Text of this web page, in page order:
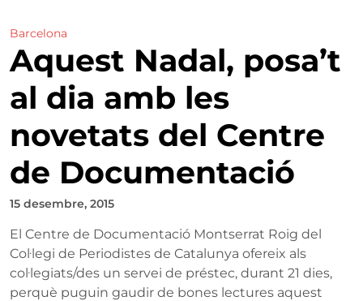
Barcelona
Aquest Nadal, posa’t
al dia amb les
novetats del Centre
de Documentació
15 desembre, 2015
El Centre de Documentació Montserrat Roig del
Col·legi de Periodistes de Catalunya ofereix als
col·legiats/des un servei de préstec, durant 21 dies,
perquè puguin gaudir de bones lectures aquest